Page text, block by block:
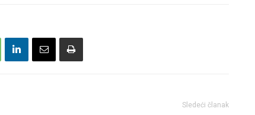
Sledeći članak